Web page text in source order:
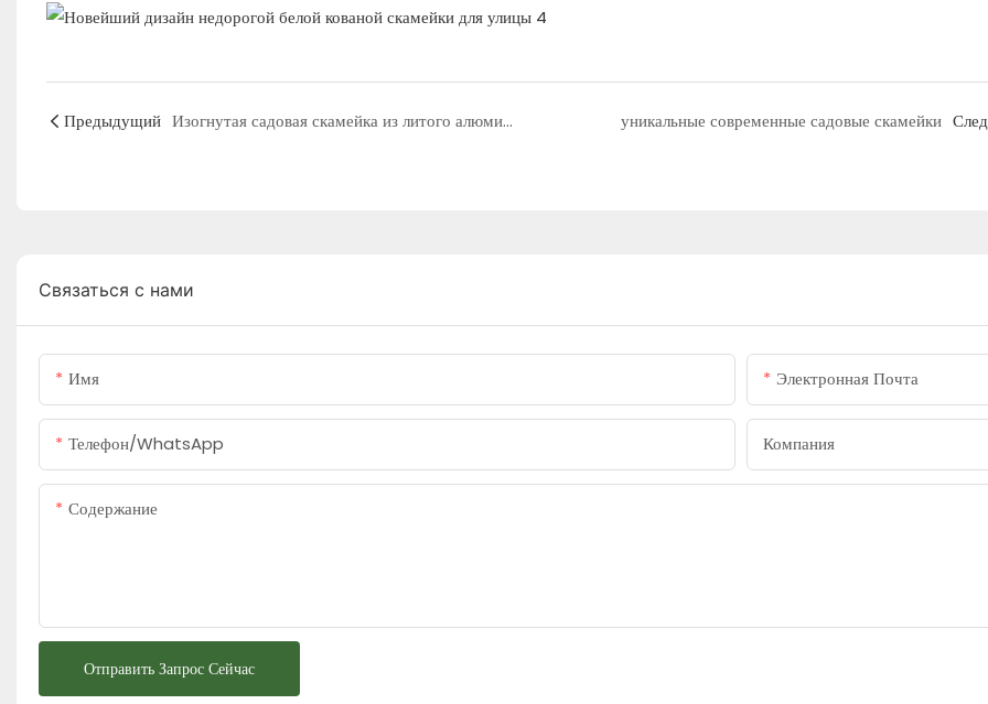
Предыдущий Изогнутая садовая скамейка из литого алюминия уникальные современные садовые скамейки
Связаться с нами
Имя Электронная Почта
Телефон/WhatsApp Компания
Содержание
Отправить Запрос Сейчас